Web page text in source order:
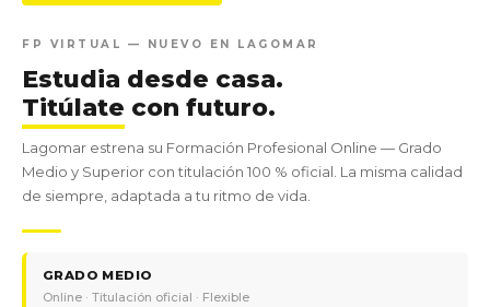
FP VIRTUAL — NUEVO EN LAGOMAR
Estudia desde casa.
Titúlate con futuro.
Lagomar estrena su Formación Profesional Online — Grado
Medio y Superior con titulación 100 % oficial. La misma calidad
de siempre, adaptada a tu ritmo de vida.
GRADO MEDIO
Online · Titulación oficial · Flexible